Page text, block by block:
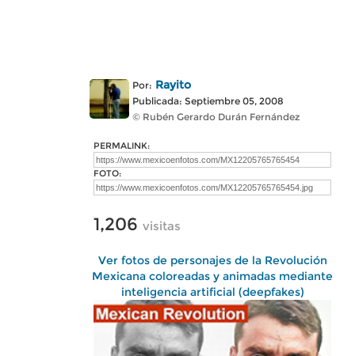
Por: Rayito
Publicada: Septiembre 05, 2008
© Rubén Gerardo Durán Fernández
PERMALINK:
FOTO:
1,206 visitas
Ver fotos de personajes de la Revolución
Mexicana coloreadas y animadas mediante
inteligencia artificial (deepfakes)